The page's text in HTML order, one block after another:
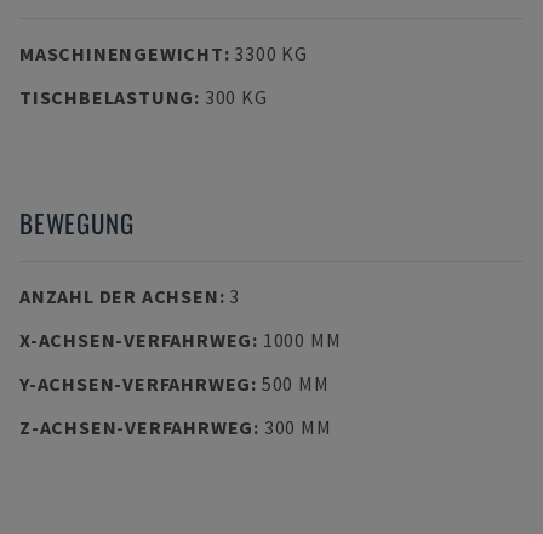
MASCHINENGEWICHT: 3300 KG
TISCHBELASTUNG: 300 KG
BEWEGUNG
ANZAHL DER ACHSEN: 3
X-ACHSEN-VERFAHRWEG: 1000 MM
Y-ACHSEN-VERFAHRWEG: 500 MM
Z-ACHSEN-VERFAHRWEG: 300 MM